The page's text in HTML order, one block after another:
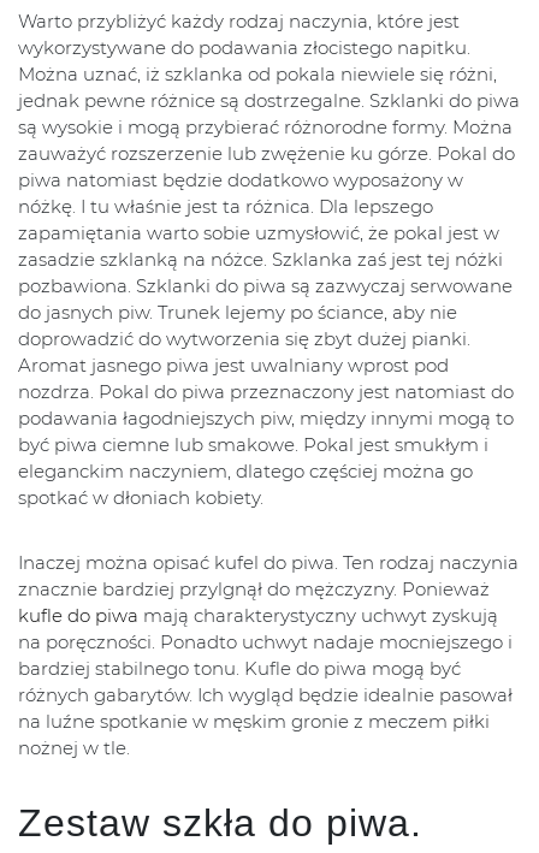
Warto przybliżyć każdy rodzaj naczynia, które jest
wykorzystywane do podawania złocistego napitku.
Można uznać, iż szklanka od pokala niewiele się różni,
jednak pewne różnice są dostrzegalne. Szklanki do piwa
są wysokie i mogą przybierać różnorodne formy. Można
zauważyć rozszerzenie lub zwężenie ku górze. Pokal do
piwa natomiast będzie dodatkowo wyposażony w
nóżkę. I tu właśnie jest ta różnica. Dla lepszego
zapamiętania warto sobie uzmysłowić, że pokal jest w
zasadzie szklanką na nóżce. Szklanka zaś jest tej nóżki
pozbawiona. Szklanki do piwa są zazwyczaj serwowane
do jasnych piw. Trunek lejemy po ściance, aby nie
doprowadzić do wytworzenia się zbyt dużej pianki.
Aromat jasnego piwa jest uwalniany wprost pod
nozdrza. Pokal do piwa przeznaczony jest natomiast do
podawania łagodniejszych piw, między innymi mogą to
być piwa ciemne lub smakowe. Pokal jest smukłym i
eleganckim naczyniem, dlatego częściej można go
spotkać w dłoniach kobiety.
Inaczej można opisać kufel do piwa. Ten rodzaj naczynia
znacznie bardziej przylgnął do mężczyzny. Ponieważ
kufle do piwa mają charakterystyczny uchwyt zyskują
na poręczności. Ponadto uchwyt nadaje mocniejszego i
bardziej stabilnego tonu. Kufle do piwa mogą być
różnych gabarytów. Ich wygląd będzie idealnie pasował
na luźne spotkanie w męskim gronie z meczem piłki
nożnej w tle.
Zestaw szkła do piwa.